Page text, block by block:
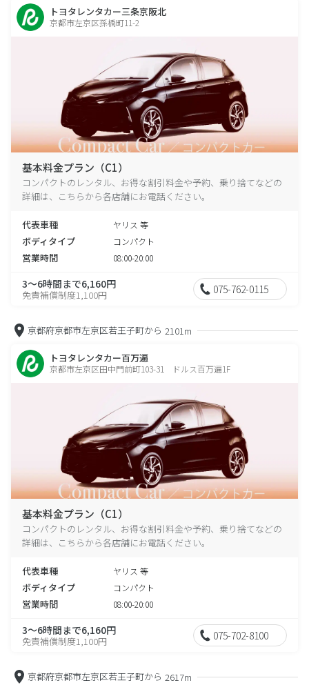
トヨタレンタカー三条京阪北
京都市左京区孫橋町11-2
基本料金プラン（C1）
コンパクトのレンタル、お得な割引料金や予約、乗り捨てなどの
詳細は、こちらから各店舗にお電話ください。
代表車種 ヤリス 等
ボディタイプ コンパクト
営業時間 08:00-20:00
3～6時間まで6,160円
免責補償制度1,100円 075-762-0115
京都府京都市左京区若王子町から 2101m
トヨタレンタカー百万遍
京都市左京区田中門前町103-31 ドルス百万遍1F
基本料金プラン（C1）
コンパクトのレンタル、お得な割引料金や予約、乗り捨てなどの
詳細は、こちらから各店舗にお電話ください。
代表車種 ヤリス 等
ボディタイプ コンパクト
営業時間 08:00-20:00
3～6時間まで6,160円
免責補償制度1,100円 075-702-8100
京都府京都市左京区若王子町から 2617m